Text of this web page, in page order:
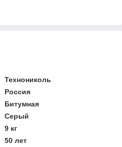
Технониколь
Россия
Битумная
Серый
9 кг
50 лет